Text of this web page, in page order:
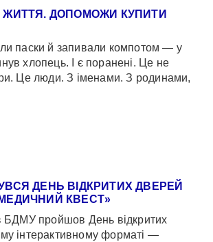
ЖИТТЯ. ДОПОМОЖИ КУПИТИ
паски й запивали компотом — у
хлопець. І є поранені. Це не
Це люди. З іменами. З родинами,
ДЕНЬ ВІДКРИТИХ ДВЕРЕЙ
КВЕСТ»
БДМУ пройшов День відкритих
інтерактивному форматі —